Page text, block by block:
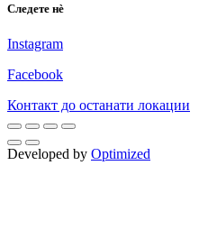
Следете нè
Instagram
Facebook
Контакт до останати локации
Developed by Optimized